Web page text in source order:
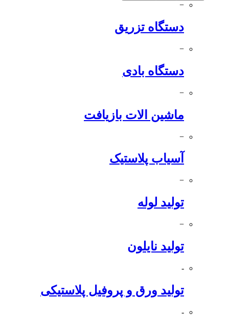
−
دستگاه تزریق
−
دستگاه بادی
−
ماشین الات بازیافت
−
آسیاب پلاستیک
−
تولید لوله
−
تولید نایلون
-
تولید ورق و پروفیل پلاستیکی
-